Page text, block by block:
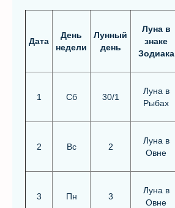
Дата
День
недели
Лунный
день
Луна в
знаке
Зодиака
1 Сб 30/1
Луна в
Рыбах
2 Вс 2
Луна в
Овне
3 Пн 3
Луна в
Овне